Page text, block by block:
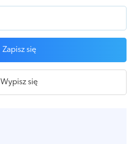
Zapisz się
Wypisz się